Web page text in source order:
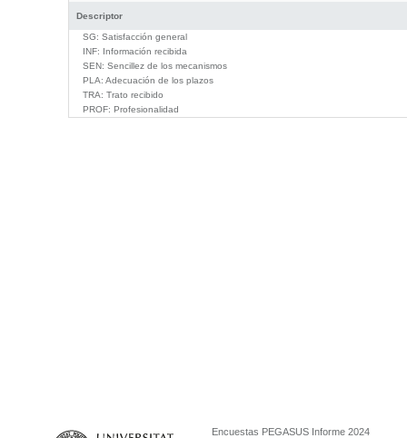
Descriptor
SG: Satisfacción general
INF: Información recibida
SEN: Sencillez de los mecanismos
PLA: Adecuación de los plazos
TRA: Trato recibido
PROF: Profesionalidad
Encuestas PEGASUS Informe 2024